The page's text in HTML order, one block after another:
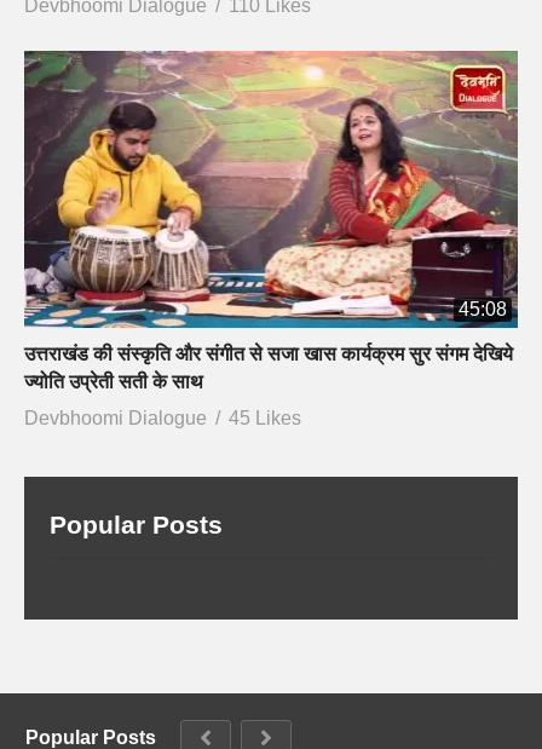
Devbhoomi Dialogue 110 Likes
45:08
उत्तराखंड की संस्कृति और संगीत से सजा खास कार्यक्रम सुर संगम देखिये
ज्योति उप्रेती सती के साथ
Devbhoomi Dialogue
45 Likes
Popular Posts
Popular Posts